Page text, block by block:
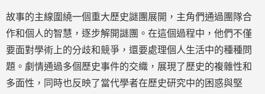
故事的主線圍繞一個重大歷史謎團展開，主角們通過團隊合
作和個人的智慧，逐步解開謎團。在這個過程中，他們不僅
要面對學術上的分歧和競爭，還要處理個人生活中的種種問
題。劇情通過多個歷史事件的交織，展現了歷史的複雜性和
多面性，同時也反映了當代學者在歷史研究中的困惑與堅